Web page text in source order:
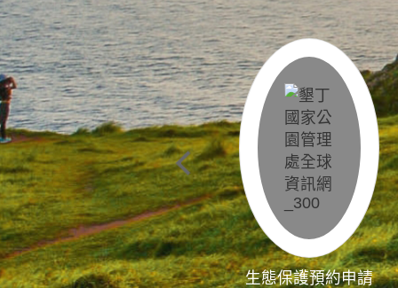
生態保護預約申請